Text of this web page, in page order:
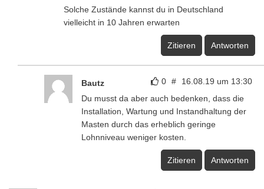
Solche Zustände kannst du in Deutschland
vielleicht in 10 Jahren erwarten
Zitieren Antworten
0 # 16.08.19 um 13:30
Bautz
Du musst da aber auch bedenken, dass die
Installation, Wartung und Instandhaltung der
Masten durch das erheblich geringe
Lohnniveau weniger kosten.
Zitieren Antworten